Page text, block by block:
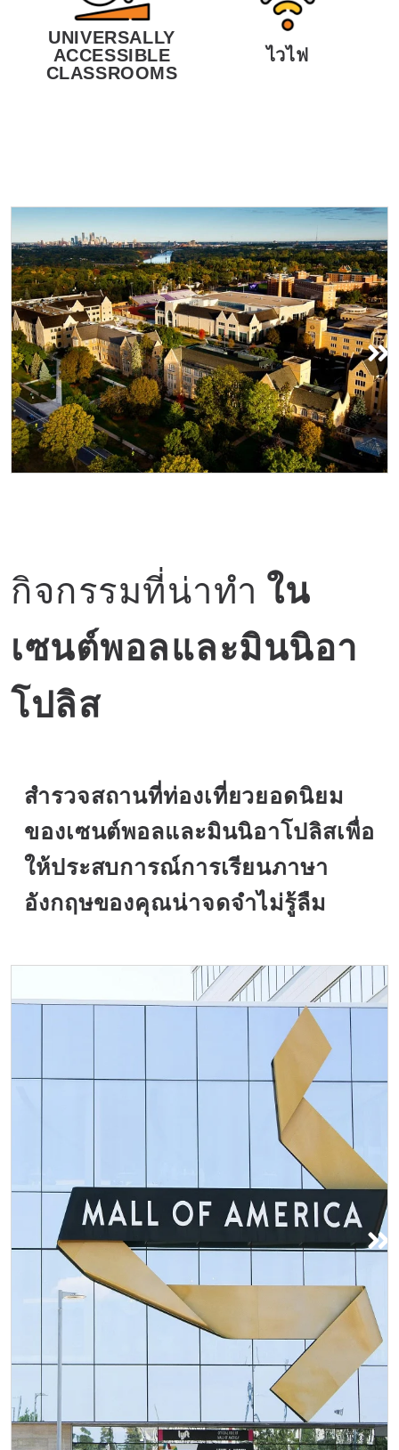
UNIVERSALLY
ACCESSIBLE
CLASSROOMS
ไวไฟ
วิทยาเขต
กิจกรรมที่น่าทำ ใน
เซนต์พอลและมินนิอา
โปลิส
สำรวจสถานที่ท่องเที่ยวยอดนิยม
ของเซนต์พอลและมินนิอาโปลิสเพื่อ
ให้ประสบการณ์การเรียนภาษา
อังกฤษของคุณน่าจดจำไม่รู้ลืม